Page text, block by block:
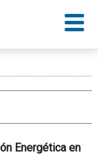
Energética en